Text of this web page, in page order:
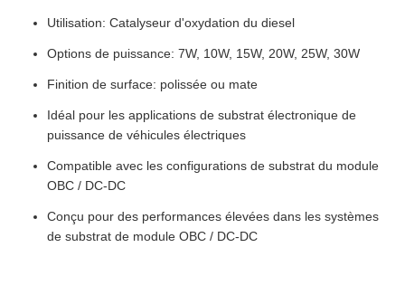
Utilisation: Catalyseur d'oxydation du diesel
Options de puissance: 7W, 10W, 15W, 20W, 25W, 30W
Finition de surface: polissée ou mate
Idéal pour les applications de substrat électronique de
puissance de véhicules électriques
Compatible avec les configurations de substrat du module
OBC / DC-DC
Conçu pour des performances élevées dans les systèmes
de substrat de module OBC / DC-DC